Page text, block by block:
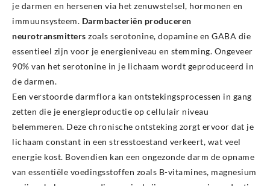
je darmen en hersenen via het zenuwstelsel, hormonen en
immuunsysteem. Darmbacteriën produceren
neurotransmitters zoals serotonine, dopamine en GABA die
essentieel zijn voor je energieniveau en stemming. Ongeveer
90% van het serotonine in je lichaam wordt geproduceerd in
de darmen.
Een verstoorde darmflora kan ontstekingsprocessen in gang
zetten die je energieproductie op cellulair niveau
belemmeren. Deze chronische ontsteking zorgt ervoor dat je
lichaam constant in een stresstoestand verkeert, wat veel
energie kost. Bovendien kan een ongezonde darm de opname
van essentiële voedingsstoffen zoals B-vitamines, magnesium